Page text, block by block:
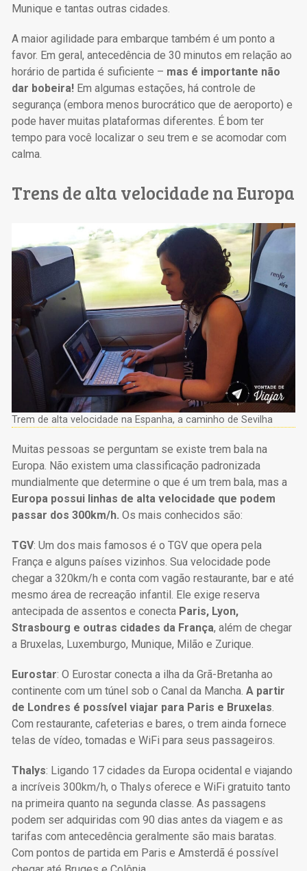
Munique e tantas outras cidades.
A maior agilidade para embarque também é um ponto a
favor. Em geral, antecedência de 30 minutos em relação ao
horário de partida é suficiente – mas é importante não
dar bobeira!Em algumas estações, há controle de
segurança (embora menos burocrático que de aeroporto) e
pode haver muitas plataformas diferentes. É bom ter
tempo para você localizar o seu trem e se acomodar com
calma.
Trens de alta velocidade na Europa
Trem de alta velocidade na Espanha, a caminho de Sevilha
Muitas pessoas se perguntam se existe trem bala na
Europa. Não existem uma classificação padronizada
mundialmente que determine o que é um trem bala, mas a
Europa possui linhas de alta velocidade que podem
passar dos 300km/h. Os mais conhecidos são:
TGV: Um dos mais famosos é o TGV que opera pela
França e alguns países vizinhos. Sua velocidade pode
chegar a 320km/h e conta com vagão restaurante, bar e até
mesmo área de recreação infantil. Ele exige reserva
antecipada de assentos e conecta Paris, Lyon,
Strasbourg e outras cidades da França, além de chegar
a Bruxelas, Luxemburgo, Munique, Milão e Zurique.
Eurostar: O Eurostar conecta a ilha da Grã-Bretanha ao
continente com um túnel sob o Canal da Mancha. A partir
de Londres é possível viajar para Paris e Bruxelas.
Com restaurante, cafeterias e bares, o trem ainda fornece
telas de vídeo, tomadas e WiFi para seus passageiros.
Thalys: Ligando 17 cidades da Europa ocidental e viajando
a incríveis 300km/h, o Thalys oferece e WiFi gratuito tanto
na primeira quanto na segunda classe. As passagens
podem ser adquiridas com 90 dias antes da viagem e as
tarifas com antecedência geralmente são mais baratas.
Com pontos de partida em Paris e Amsterdã é possível